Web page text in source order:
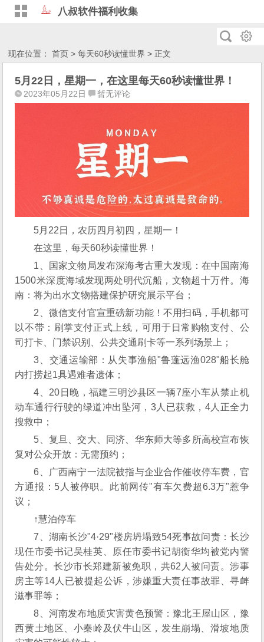
八叔软件福利收集
现在位置：首页 >每天60秒读懂世界 > 正文
5月22日，星期一，在这里每天60秒读懂世界！
2023年05月22日 暂无评论
5月22日，农历四月初四，星期一！
在这里，每天60秒读懂世界！
1、国家文物局发布深海考古重大发现：在中国南海
1500米深度海域发现两处明代沉船，文物超十万件。海
南：将为出水文物搭建保护研究展示平台；
2、微信支付官宣重磅新功能！不用扫码，手机都可
以不带：刷掌支付正式上线，可用于日常购物支付、公
司打卡、门禁识别、公共交通刷卡等一系列场景上；
3、交通运输部：从失事渔船"鲁蓬远渔028"船长舱
内打捞起1具遇难者遗体；
4、20日晚，福建三明沙县区一辆7座小车从禁止机
动车通行行驶的绿道冲出坠河，3人已获救，4人正全力
搜救中；
5、复旦、交大、同济、华东师大等多所高校宣布恢
复对公众开放：无需预约；
6、广西南宁一法院被指与企业合作催收停车费，官
方通报：5人被停职。此前网传"有车欠费超6.3万"惹争
议；
↑慧泊停车
7、湖南长沙"4·29"楼房坍塌致54死事故问责：长沙
现任市委书记吴桂英、原任市委书记胡衡华均被党内警
告处分。长沙市长郑建新被免职，共62人被问责。涉事
房主等14人已被提起公诉，涉嫌重大责任事故罪、寻衅
滋事罪等；
8、河南发布地质灾害黄色预警：豫北王屋山区，豫
西黄土地区、小秦岭及伏牛山区，发生崩塌、滑坡地质